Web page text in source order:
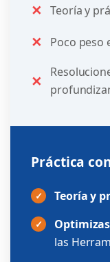
✕ Teoría y
✕ Poco peso
✕
Práctica
✓ Teoría y
✓
las